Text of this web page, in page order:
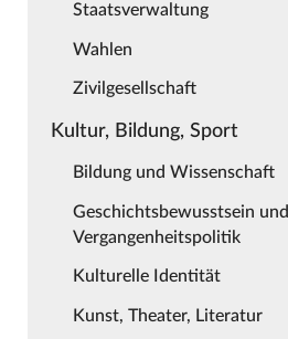
Staatsverwaltung
Wahlen
Zivilgesellschaft
Kultur, Bildung, Sport
Bildung und Wissenschaft
Geschichtsbewusstsein und
Vergangenheitspolitik
Kulturelle Identität
Kunst, Theater, Literatur